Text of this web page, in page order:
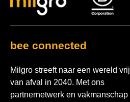
bee connected
Milgro streeft naar een wereld vrij
van afval in 2040. Met ons
partnernetwerk en vakmanschap